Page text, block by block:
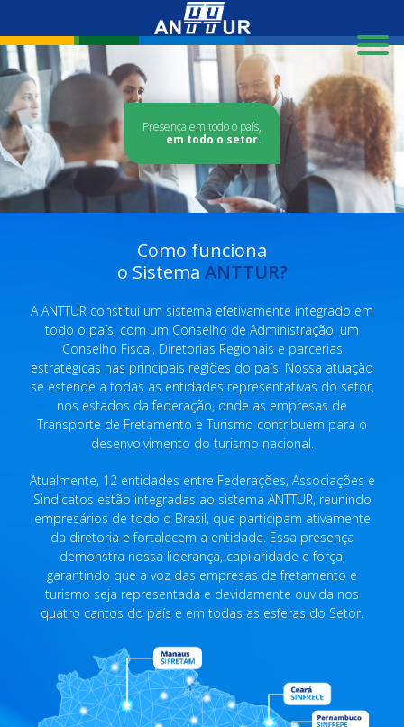
Presença em todo o país,
em todo o setor.
Como funciona
o Sistema ANTTUR?
A ANTTUR constitui um sistema efetivamente integrado em
todo o país, com um Conselho de Administração, um
Conselho Fiscal, Diretorias Regionais e parcerias
estratégicas nas principais regiões do país. Nossa atuação
se estende a todas as entidades representativas do setor,
nos estados da federação, onde as empresas de
Transporte de Fretamento e Turismo contribuem para o
desenvolvimento do turismo nacional.
Atualmente, 12 entidades entre Federações, Associações e
Sindicatos estão integradas ao sistema ANTTUR, reunindo
empresários de todo o Brasil, que participam ativamente
da diretoria e fortalecem a entidade. Essa presença
demonstra nossa liderança, capilaridade e força,
garantindo que a voz das empresas de fretamento e
turismo seja representada e devidamente ouvida nos
quatro cantos do país e em todas as esferas do Setor.